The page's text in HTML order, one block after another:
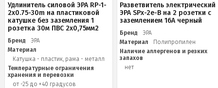
Удлинитель силовой ЭРА RP-1-
2x0.75-30m на пластиковой
катушке без заземления 1
розетка 30м ПВС 2х0,75мм2
Бренд
ЭРА
Материал
Катушка - пластик, рама - металл
Температурные ограничения
хранения и перевозки
от -25 до +40 градусов
Разветвитель электрический
ЭРА SPx-2e-B на 2 розетки с
заземлением 16А черный
Бренд
ЭРА
Материал
Полипропилен
Наличие аллергенов и резких
запахов
нет